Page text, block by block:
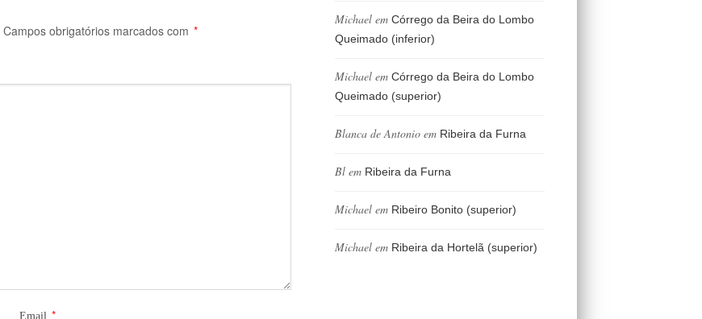
Campos obrigatórios marcados com *
Email *
Michael em Córrego da Beira do Lombo
Queimado (inferior)
Michael em Córrego da Beira do Lombo
Queimado (superior)
Blanca de Antonio em Ribeira da Furna
Bl em Ribeira da Furna
Michael em Ribeiro Bonito (superior)
Michael em Ribeira da Hortelã (superior)